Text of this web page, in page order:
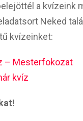
a kvízeink
Neked
kvízeinket:
– Mesterfokozat
kvíz